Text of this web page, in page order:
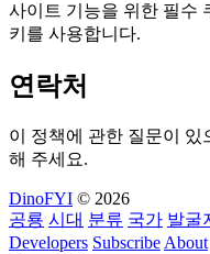
사이트 기능을 위한 필수
키를 사용합니다.
연락처
이 정책에 관한 질문이 있
해 주세요.
DinoFYI © 2026
공룡 시대 분류 국가 발굴
Developers Subscribe About